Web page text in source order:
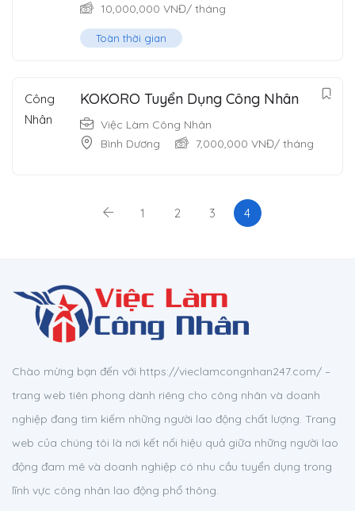
10,000,000 VNĐ/ tháng
Toàn thời gian
KOKORO Tuyển Dụng Công Nhân
Việc Làm Công Nhân
Bình Dương
7,000,000 VNĐ/ tháng
1 2 3 4
Chào mừng bạn đến với https://vieclamcongnhan247.com/ –
trang web tiên phong dành riêng cho công nhân và doanh
nghiệp đang tìm kiếm những người lao động chất lượng. Trang
web của chúng tôi là nơi kết nối hiệu quả giữa những người lao
động đam mê và doanh nghiệp có nhu cầu tuyển dụng trong
lĩnh vực công nhân lao động phổ thông.